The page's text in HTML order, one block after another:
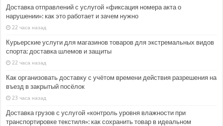
Доставка отправлений с услугой «фиксация номера акта о
нарушении»: как это работает и зачем нужно
22 часа назад
Курьерские услуги для магазинов товаров для экстремальных видов
спорта: доставка шлемов и защиты
22 часа назад
Как организовать доставку с учётом времени действия разрешения на
въезд в закрытый посёлок
23 часа назад
Доставка грузов с услугой «контроль уровня влажности при
транспортировке текстиля»: как сохранить товар в идеальном